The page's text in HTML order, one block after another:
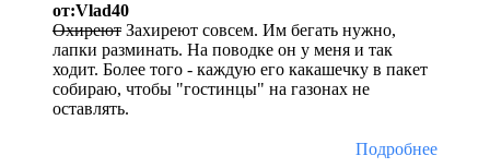
от:Vlad40
Охиреют Захиреют совсем. Им бегать нужно,
лапки разминать. На поводке он у меня и так
ходит. Более того - каждую его какашечку в пакет
собираю, чтобы "гостинцы" на газонах не
оставлять.
Подробнее